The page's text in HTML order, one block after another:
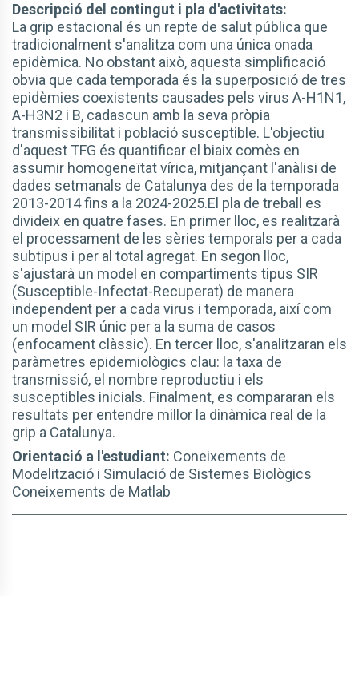
Descripció del contingut i pla d'activitats:
La grip estacional és un repte de salut pública que
tradicionalment s'analitza com una única onada
epidèmica. No obstant això, aquesta simplificació
obvia que cada temporada és la superposició de tres
epidèmies coexistents causades pels virus A-H1N1,
A-H3N2 i B, cadascun amb la seva pròpia
transmissibilitat i població susceptible. L'objectiu
d'aquest TFG és quantificar el biaix comès en
assumir homogeneïtat vírica, mitjançant l'anàlisi de
dades setmanals de Catalunya des de la temporada
2013-2014 fins a la 2024-2025.El pla de treball es
divideix en quatre fases. En primer lloc, es realitzarà
el processament de les sèries temporals per a cada
subtipus i per al total agregat. En segon lloc,
s'ajustarà un model en compartiments tipus SIR
(Susceptible-Infectat-Recuperat) de manera
independent per a cada virus i temporada, així com
un model SIR únic per a la suma de casos
(enfocament clàssic). En tercer lloc, s'analitzaran els
paràmetres epidemiològics clau: la taxa de
transmissió, el nombre reproductiu i els
susceptibles inicials. Finalment, es compararan els
resultats per entendre millor la dinàmica real de la
grip a Catalunya.
Orientació a l'estudiant: Coneixements de
Modelització i Simulació de Sistemes Biològics
Coneixements de Matlab